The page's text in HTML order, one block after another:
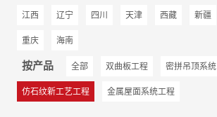
江西 辽宁 四川 天津 西藏 新疆
重庆 海南
按产品 全部 双曲板工程 密拼吊顶系统
仿石纹新工艺工程 金属屋面系统工程